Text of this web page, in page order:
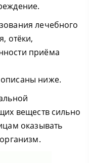
лечебного
отёки,
приёма
ниже.
веществ сильно
оказывать